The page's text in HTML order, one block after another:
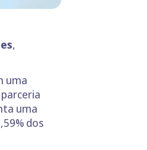
,
uma
uma
dos